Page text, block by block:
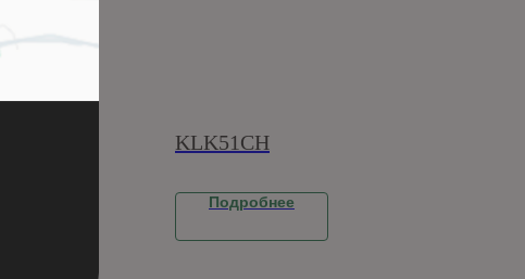
KLK51CH
Подробнее